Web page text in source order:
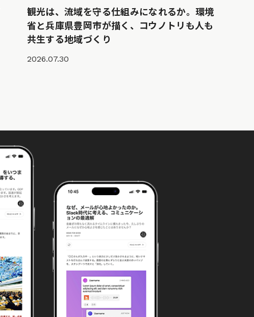
観光は、流域を守る仕組みになれるか。環境
省と兵庫県豊岡市が描く、コウノトリも人も
共生する地域づくり
2026.07.30